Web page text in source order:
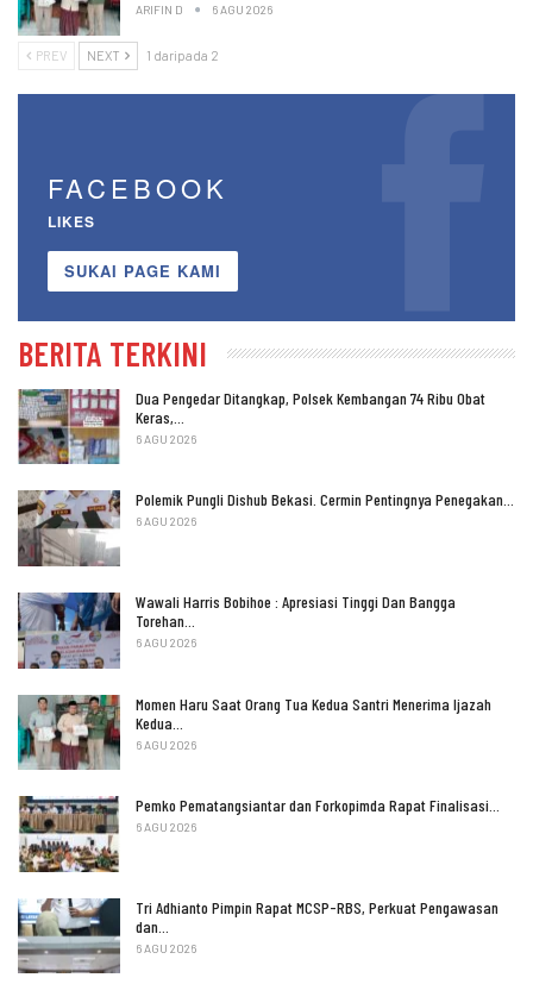
ARIFIN D 6 AGU 2026
PREV NEXT 1 daripada 2
FACEBOOK
LIKES
SUKAI PAGE KAMI
BERITA TERKINI
Dua Pengedar Ditangkap, Polsek Kembangan 74 Ribu Obat
Keras,…
6 AGU 2026
Polemik Pungli Dishub Bekasi. Cermin Pentingnya Penegakan…
6 AGU 2026
Wawali Harris Bobihoe : Apresiasi Tinggi Dan Bangga
Torehan…
6 AGU 2026
Momen Haru Saat Orang Tua Kedua Santri Menerima Ijazah
Kedua…
6 AGU 2026
Pemko Pematangsiantar dan Forkopimda Rapat Finalisasi…
6 AGU 2026
Tri Adhianto Pimpin Rapat MCSP-RBS, Perkuat Pengawasan
dan…
6 AGU 2026